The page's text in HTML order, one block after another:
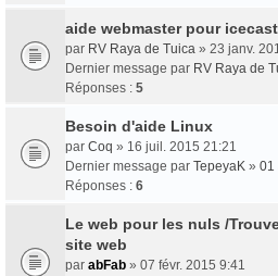
aide webmaster pour icecast
par RV Raya de Tuica » 23 janv.
Dernier message par RV Raya de
Réponses : 5
Besoin d'aide Linux
par Coq » 16 juil. 2015 21:21
Dernier message par TepeyaK » 01
Réponses : 6
Le web pour les nuls /
site web
par abFab » 07 févr. 2015 9:41